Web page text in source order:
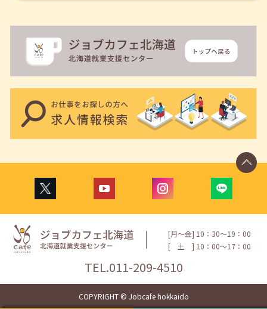
[月〜金] 10：30〜19：00
[
土 ] 10：00〜17：00
TEL.011-209-4510
COPYRIGHT © Jobcafe hokkaido